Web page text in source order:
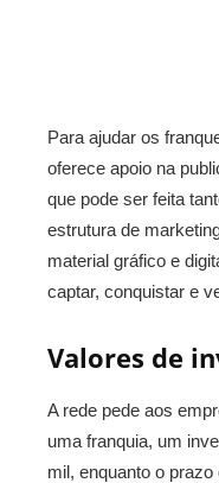
Para ajudar os
oferece apoio na
que pode ser feita
estrutura de
material gráfico e
captar, conquistar e
Valores de
A rede pede aos
uma franquia, um
mil, enquanto o